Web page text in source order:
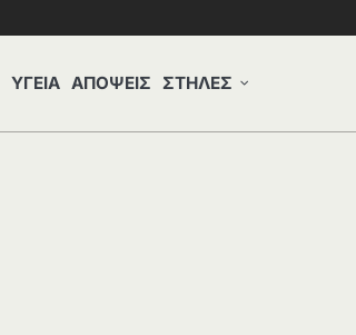
ΥΓΕΙΑ ΑΠΟΨΕΙΣ ΣΤΗΛΕΣ